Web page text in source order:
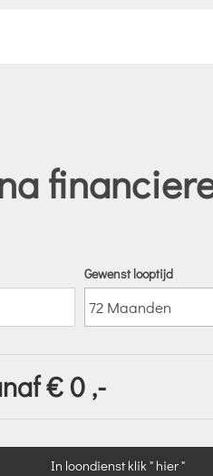
Gewenst looptijd
€ 0 ,-
In loondienst klik " hier "